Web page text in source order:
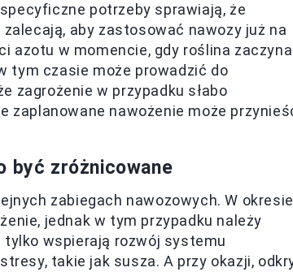
potrzeby sprawiają, że
zalecają, aby zastosować nawozy już na
azotu w momencie, gdy roślina zaczyna
tym czasie może prowadzić do
zagrożenie w przypadku słabo
zaplanowane nawożenie może
być zróżnicowane
zabiegach nawozowych. W okresie
jednak w tym przypadku należy
tylko wspierają rozwój systemu
takie jak susza. A przy okazji,